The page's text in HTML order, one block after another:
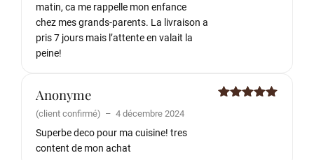
matin, ca me rappelle mon enfance
chez mes grands-parents. La livraison a
pris 7 jours mais l’attente en valait la
peine!
Anonyme
(client confirmé) – 4 décembre 2024
Superbe deco pour ma cuisine! tres
content de mon achat